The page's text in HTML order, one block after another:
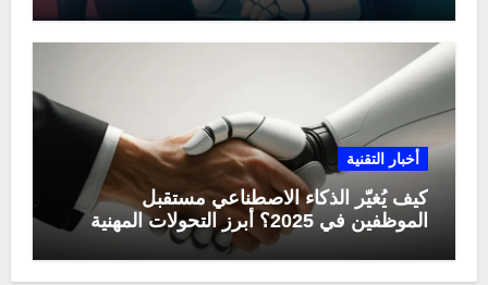
أخبار التقنية
كيف يُغيّر الذكاء الاصطناعي مستقبل
الموظفين في 2025؟ أبرز التحولات المهنية